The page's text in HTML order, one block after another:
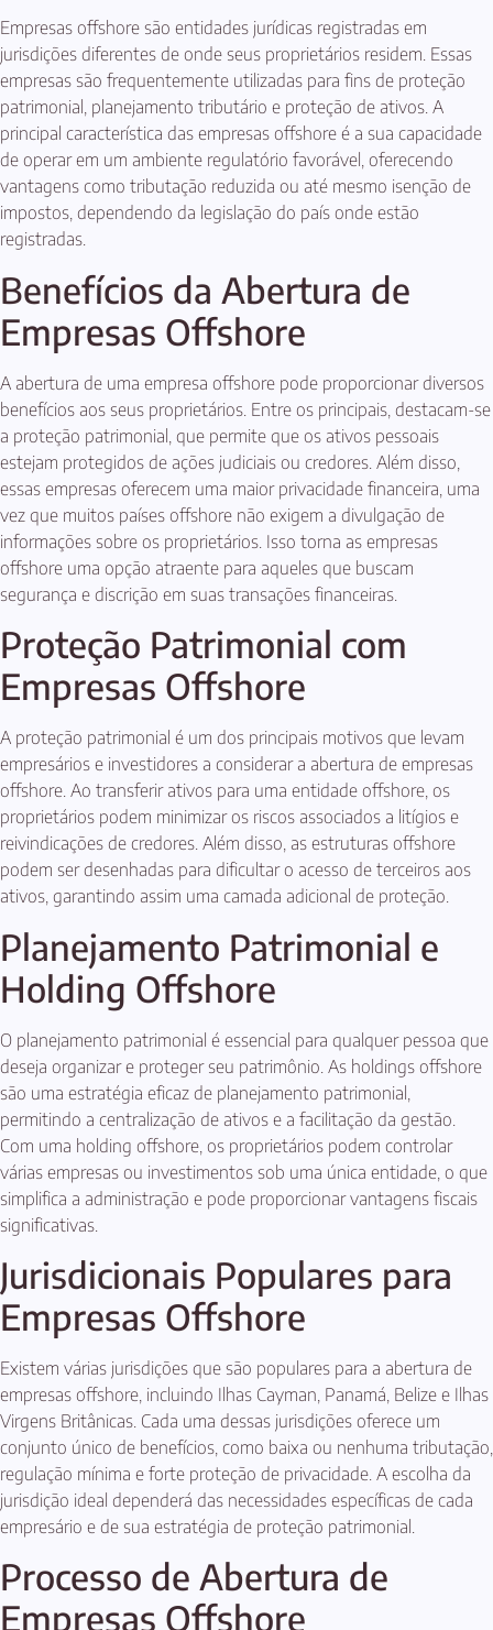
Empresas offshore são entidades jurídicas registradas em
jurisdições diferentes de onde seus proprietários residem. Essas
empresas são frequentemente utilizadas para fins de proteção
patrimonial, planejamento tributário e proteção de ativos. A
principal característica das empresas offshore é a sua capacidade
de operar em um ambiente regulatório favorável, oferecendo
vantagens como tributação reduzida ou até mesmo isenção de
impostos, dependendo da legislação do país onde estão
registradas.
Benefícios da Abertura de
Empresas Offshore
A abertura de uma empresa offshore pode proporcionar diversos
benefícios aos seus proprietários. Entre os principais, destacam-se
a proteção patrimonial, que permite que os ativos pessoais
estejam protegidos de ações judiciais ou credores. Além disso,
essas empresas oferecem uma maior privacidade financeira, uma
vez que muitos países offshore não exigem a divulgação de
informações sobre os proprietários. Isso torna as empresas
offshore uma opção atraente para aqueles que buscam
segurança e discrição em suas transações financeiras.
Proteção Patrimonial com
Empresas Offshore
A proteção patrimonial é um dos principais motivos que levam
empresários e investidores a considerar a abertura de empresas
offshore. Ao transferir ativos para uma entidade offshore, os
proprietários podem minimizar os riscos associados a litígios e
reivindicações de credores. Além disso, as estruturas offshore
podem ser desenhadas para dificultar o acesso de terceiros aos
ativos, garantindo assim uma camada adicional de proteção.
Planejamento Patrimonial e
Holding Offshore
O planejamento patrimonial é essencial para qualquer pessoa que
deseja organizar e proteger seu patrimônio. As holdings offshore
são uma estratégia eficaz de planejamento patrimonial,
permitindo a centralização de ativos e a facilitação da gestão.
Com uma holding offshore, os proprietários podem controlar
várias empresas ou investimentos sob uma única entidade, o que
simplifica a administração e pode proporcionar vantagens fiscais
significativas.
Jurisdicionais Populares para
Empresas Offshore
Existem várias jurisdições que são populares para a abertura de
empresas offshore, incluindo Ilhas Cayman, Panamá, Belize e Ilhas
Virgens Britânicas. Cada uma dessas jurisdições oferece um
conjunto único de benefícios, como baixa ou nenhuma tributação,
regulação mínima e forte proteção de privacidade. A escolha da
jurisdição ideal dependerá das necessidades específicas de cada
empresário e de sua estratégia de proteção patrimonial.
Processo de Abertura de
Empresas Offshore